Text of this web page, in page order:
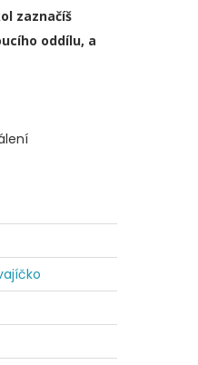
zaznačíš
oddílu, a